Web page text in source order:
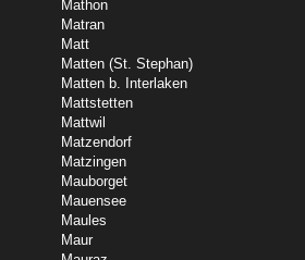
Mathon
Matran
Matt
Matten (St. Stephan)
Matten b. Interlaken
Mattstetten
Mattwil
Matzendorf
Matzingen
Mauborget
Mauensee
Maules
Maur